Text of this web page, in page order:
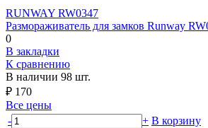
RUNWAY RW0347
Размораживатель для замков Runway
0
В закладки
К сравнению
В наличии 98 шт.
₽ 170
Все цены
-
+ В корзину